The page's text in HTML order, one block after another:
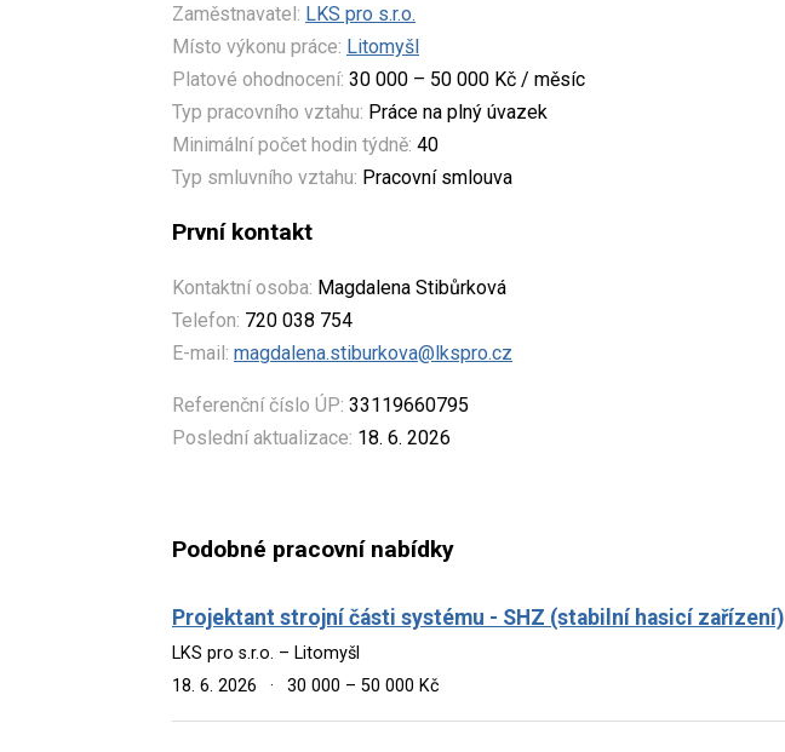
Zaměstnavatel: LKS pro s.r.o.
Místo výkonu práce: Litomyšl
Platové ohodnocení: 30 000 – 50 000 Kč / měsíc
Typ pracovního vztahu: Práce na plný úvazek
Minimální počet hodin týdně: 40
Typ smluvního vztahu: Pracovní smlouva
První kontakt
Kontaktní osoba: Magdalena Stibůrková
Telefon: 720 038 754
E-mail: magdalena.stiburkova@lkspro.cz
Referenční číslo ÚP: 33119660795
Poslední aktualizace: 18. 6. 2026
Podobné pracovní nabídky
Projektant strojní části systému - SHZ (stabilní hasicí zařízení)
LKS pro s.r.o. – Litomyšl
18. 6. 2026
· 30 000 – 50 000 Kč